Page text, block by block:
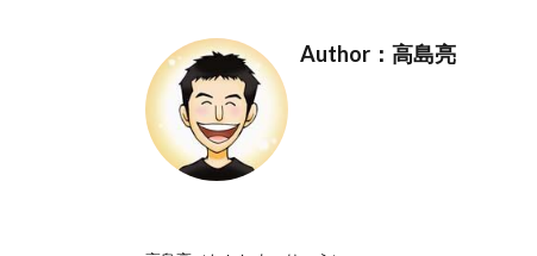
Author：高島亮